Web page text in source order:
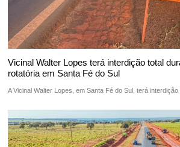
Vicinal Walter Lopes terá interdição total
rotatória em Santa Fé do Sul
A Vicinal Walter Lopes, em Santa Fé do Sul, terá